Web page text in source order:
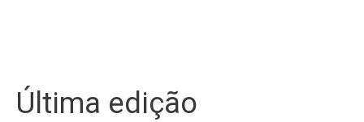
Última edição